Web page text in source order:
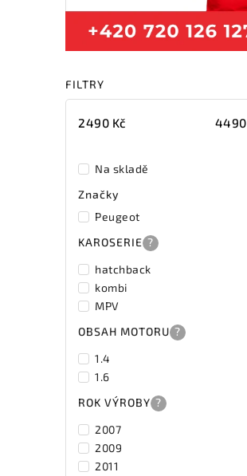
FILTRY
2490 Kč 4490
Na skladě
Značky
Peugeot
KAROSERIE ?
hatchback
kombi
MPV
OBSAH MOTORU ?
1.4
1.6
ROK VÝROBY ?
2007
2009
2011